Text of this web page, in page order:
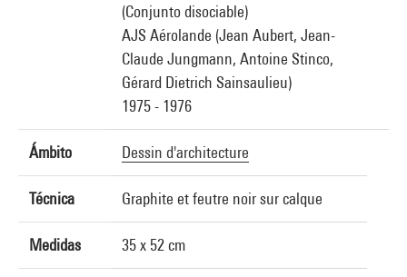
(Conjunto disociable)
AJS Aérolande (Jean Aubert, Jean-
Claude Jungmann, Antoine Stinco,
Gérard Dietrich Sainsaulieu)
1975 - 1976
Ámbito Dessin d'architecture
Técnica Graphite et feutre noir sur calque
Medidas 35 x 52 cm